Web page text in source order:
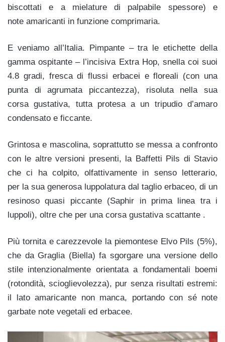
biscottati e a mielature di palpabile spessore) e
note amaricanti in funzione comprimaria.
E veniamo all’Italia. Pimpante – tra le etichette della
gamma ospitante – l’incisiva Extra Hop, snella coi suoi
4.8 gradi, fresca di flussi erbacei e floreali (con una
punta di agrumata piccantezza), risoluta nella sua
corsa gustativa, tutta protesa a un tripudio d’amaro
condensato e ficcante.
Grintosa e mascolina, soprattutto se messa a confronto
con le altre versioni presenti, la Baffetti Pils di Stavio
che ci ha colpito, olfattivamente in senso letterario,
per la sua generosa luppolatura dal taglio erbaceo, di un
resinoso quasi piccante (Saphir in prima linea tra i
luppoli), oltre che per una corsa gustativa scattante .
Più tornita e carezzevole la piemontese Elvo Pils (5%),
che da Graglia (Biella) fa sgorgare una versione dello
stile intenzionalmente orientata a fondamentali boemi
(rotondità, scioglievolezza), pur senza risultati estremi:
il lato amaricante non manca, portando con sé note
garbate note vegetali ed erbacee.